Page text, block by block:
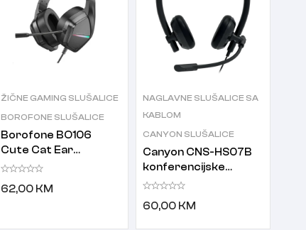
ŽIČNE GAMING SLUŠALICE
BOROFONE SLUŠALICE
Borofone BO106
Cute Cat Ear
Luminous Gaming
Cat
62,00 KM
NAGLAVNE SLUŠALICE SA
KABLOM
CANYON SLUŠALICE
Canyon CNS-HS07B
konferencijske
slušalice
60,00 KM